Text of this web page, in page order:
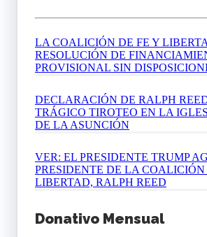
LA COALICIÓN DE FE Y
RESOLUCIÓN DE
PROVISIONAL SIN
DECLARACIÓN DE RALPH
TRÁGICO TIROTEO EN LA
DE LA ASUNCIÓN
VER: EL PRESIDENTE TRUMP
PRESIDENTE DE LA COALICIÓN
LIBERTAD, RALPH REED
Donativo Mensual